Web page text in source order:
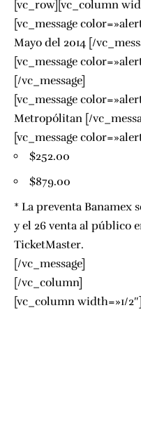
[vc_row][vc_column
[vc_message
Mayo del 2014 [/
[vc_message
[/vc_message]
[vc_message
Metropólitan [/
[vc_message
$252.00
$879.00
* La preventa Banamex
y el 26 venta al público
TicketMaster.
[/vc_message]
[/vc_column]
[vc_column width=»1/2″]